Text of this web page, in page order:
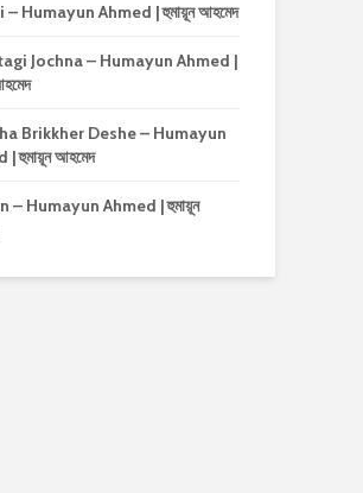
Humayun Ahmed | হুমায়ূন আহমেদ
Jochna – Humayun Ahmed |
Brikkher Deshe – Humayun
হুমায়ূন আহমেদ
– Humayun Ahmed | হুমায়ূন